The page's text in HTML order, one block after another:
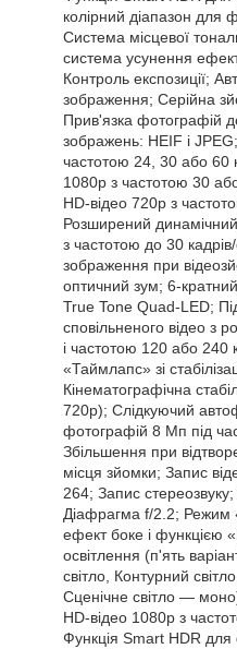
колірний діапазон для
Система місцевої
система усунення
Контроль експозиції;
зображення; Серійна
Прив'язка фотографій
зображень: HEIF і
частотою 24, 30 або 60
1080p з частотою 30
HD‑відео 720p з
Розширений динамічний
з частотою до 30
зображення при
оптичний зум;
True Tone Quad‑LED;
сповільненого відео з
і частотою 120 або 240
«Таймлапс» зі
Кінематографічна
720p); Слідкуючий
фотографій 8 Мп під
Збільшення при
місця зйомки; Запис
264; Запис
Діафрагма f/2.2; Режим
ефект боке і функцією
освітлення (п'ять
світло, Контурний
Сценічне світло —
HD‑відео 1080p з
Функція Smart HDR